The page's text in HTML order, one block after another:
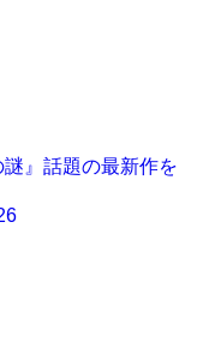
謎』話題の最新作を